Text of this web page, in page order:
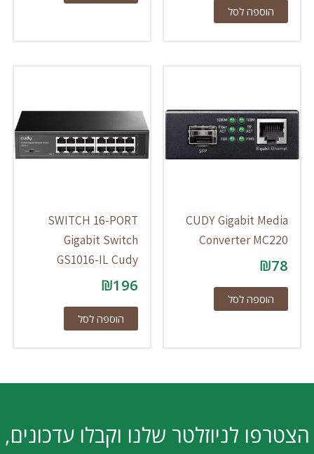
הוספה לסל
CUDY Gigabit Media
Converter MC220
₪78
הוספה לסל
SWITCH 16-PORT
Gigabit Switch
GS1016-IL Cudy
₪196
הוספה לסל
הצטרפו לניוזלטר שלנו וקבלו עדכונים,